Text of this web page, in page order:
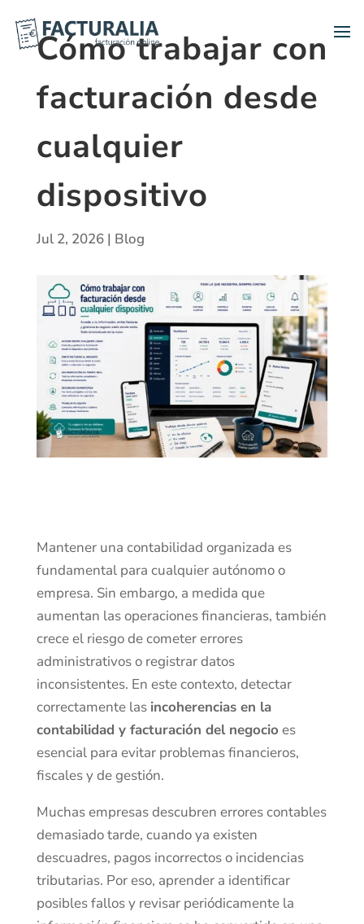
Cómo trabajar con
facturación desde
cualquier
dispositivo
Jul 2, 2026| Blog
Mantener una contabilidad organizada es
fundamental para cualquier autónomo o
empresa. Sin embargo, a medida que
aumentan las operaciones financieras, también
crece el riesgo de cometer errores
administrativos o registrar datos
inconsistentes. En este contexto, detectar
correctamente las incoherencias en la
contabilidad y facturación del negocio es
esencial para evitar problemas financieros,
fiscales y de gestión.
Muchas empresas descubren errores contables
demasiado tarde, cuando ya existen
descuadres, pagos incorrectos o incidencias
tributarias. Por eso, aprender a identificar
posibles fallos y revisar periódicamente la